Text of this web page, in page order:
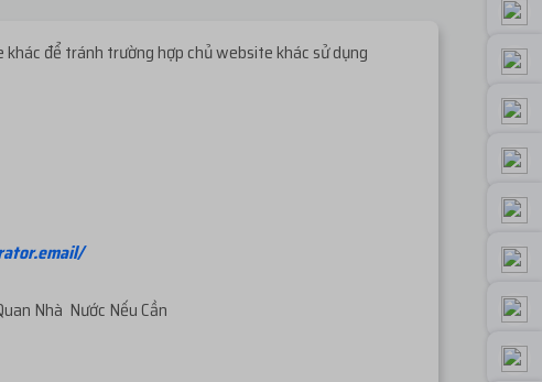
để tránh trường hợp chủ website khác sử dụng
Nhà Nước Nếu Cần